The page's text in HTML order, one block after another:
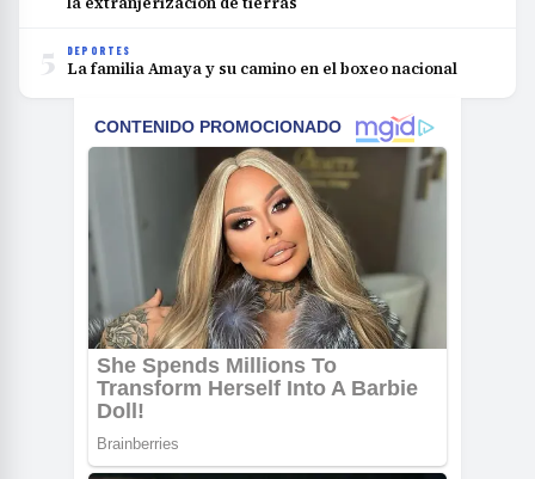
5 DEPORTES
La familia Amaya y su camino en el boxeo nacional